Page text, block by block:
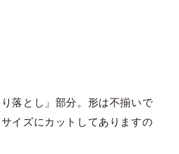
落とし」部分。形は不揃いで
イズにカットしてありますの